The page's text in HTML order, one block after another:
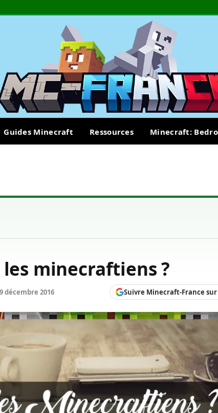
Guides Minecraft Ressources Minecraft:
minecraftiens ?
décembre 2016 Suivre Minecraft-France sur